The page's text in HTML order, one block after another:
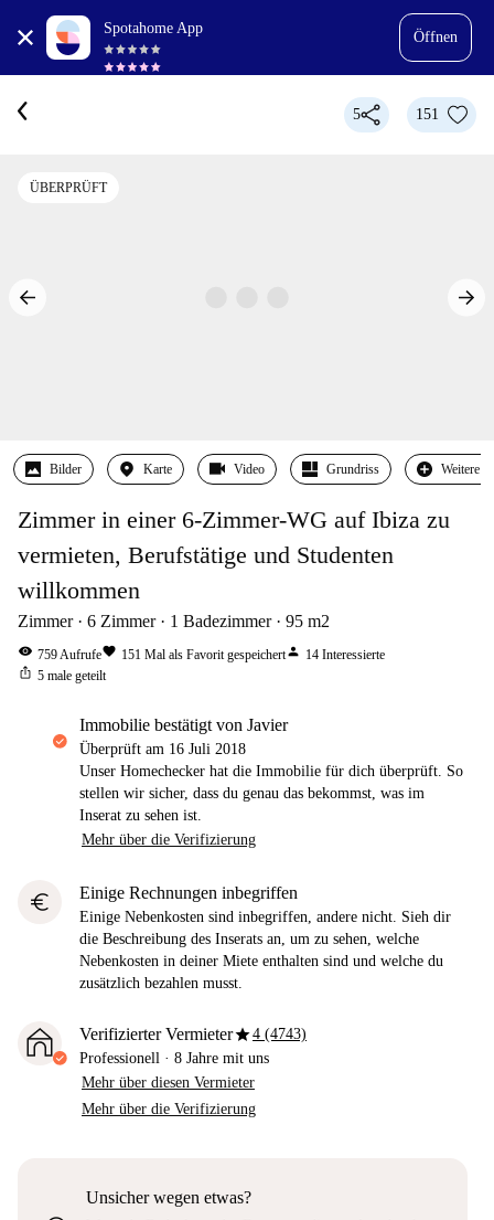
Spotahome App
Öffnen
5 151
ÜBERPRÜFT
Bilder Karte Video Grundriss Weitere
Zimmer in einer 6-Zimmer-WG auf Ibiza zu
vermieten, Berufstätige und Studenten
willkommen
Zimmer 6 Zimmer 1 Badezimmer 95 m2
visibility 759Aufrufefavorite 151 Mal als Favorit gespeichertperson 14 Interessierte
ios_share 5 male geteilt
Immobilie bestätigt von Javier
Überprüft am 16 Juli 2018
Unser Homechecker hat die Immobilie für dich überprüft. So
stellen wir sicher, dass du genau das bekommst, was im
Inserat zu sehen ist.
Mehr über die Verifizierung
euro Einige Rechnungen inbegriffen
Einige Nebenkosten sind inbegriffen, andere nicht. Sieh dir
die Beschreibung des Inserats an, um zu sehen, welche
Nebenkosten in deiner Miete enthalten sind und welche du
zusätzlich bezahlen musst.
Verifizierter Vermieterstar4 (4743)
Professionell · 8 Jahre mit uns
Mehr über diesen Vermieter
Mehr über die Verifizierung
Unsicher wegen etwas?